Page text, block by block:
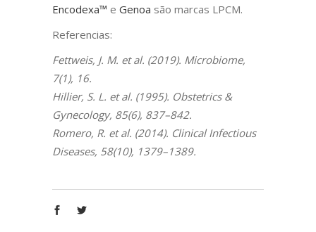
Encodexa™ e Genoa são marcas LPCM.
Referencias:
Fettweis, J. M. et al. (2019). Microbiome,
7(1), 16.
Hillier, S. L. et al. (1995). Obstetrics &
Gynecology, 85(6), 837–842.
Romero, R. et al. (2014). Clinical Infectious
Diseases, 58(10), 1379–1389.